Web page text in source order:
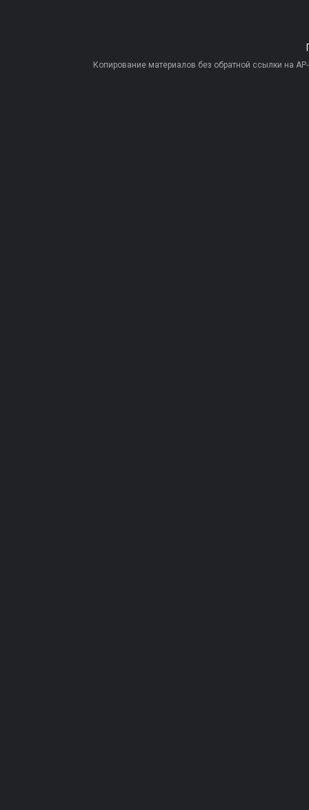
Копирование материалов без обратной ссылки на